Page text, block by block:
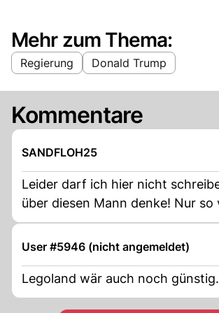
Mehr zum Thema:
Regierung Donald Trump
Kommentare
SANDFLOH25
Leider darf ich hier nicht
über diesen Mann denke! Nur so
User #5946 (nicht angemeldet)
Legoland wär auch noch günstig.